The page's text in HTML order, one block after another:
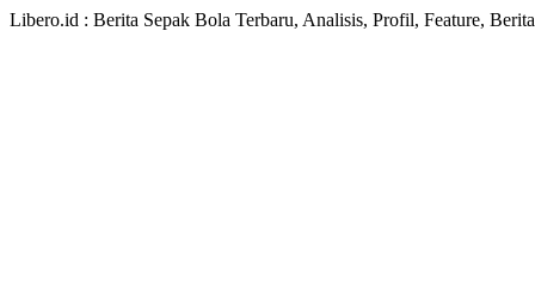
Libero.id : Berita Sepak Bola Terbaru, Analisis, Profil, Feature,